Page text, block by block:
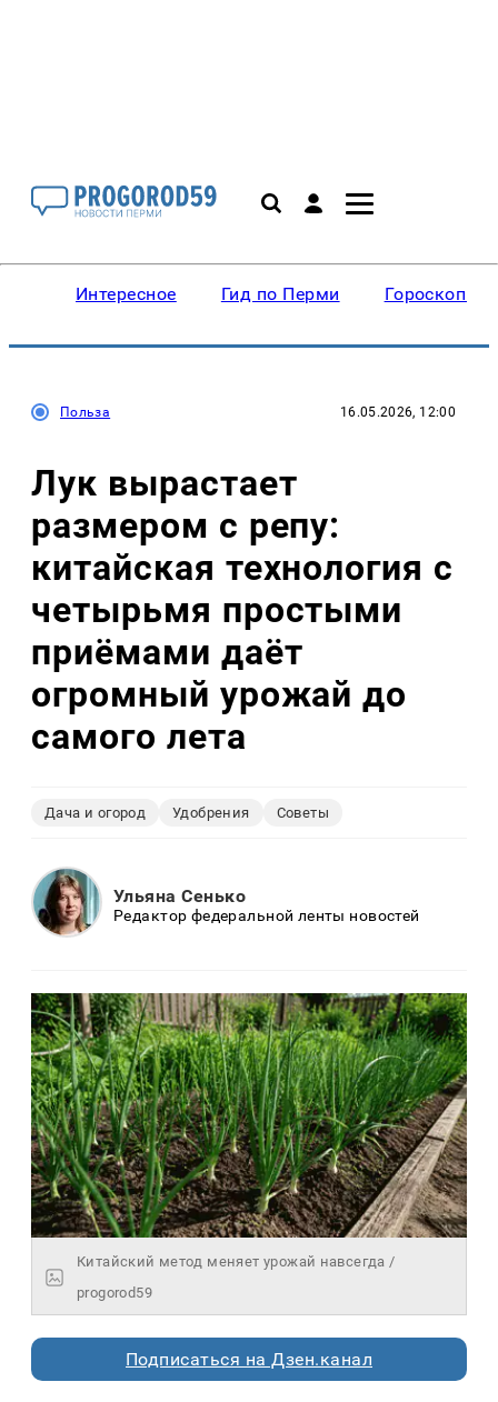
Интересное Гид по Перми Гороскопы
Польза 16.05.2026, 12:00
Лук вырастает
размером с репу:
китайская технология с
четырьмя простыми
приёмами даёт
огромный урожай до
самого лета
Дача и огород Удобрения Советы
Ульяна Сенько
Редактор федеральной ленты новостей
Китайский метод меняет урожай навсегда /
progorod59
Подписаться на Дзен.канал